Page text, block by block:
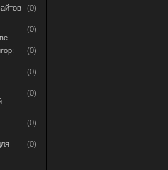
(0)
(0)
(0)
(0)
(0)
(0)
(0)